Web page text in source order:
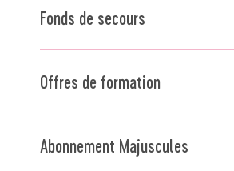
Fonds de secours
Offres de formation
Abonnement Majuscules